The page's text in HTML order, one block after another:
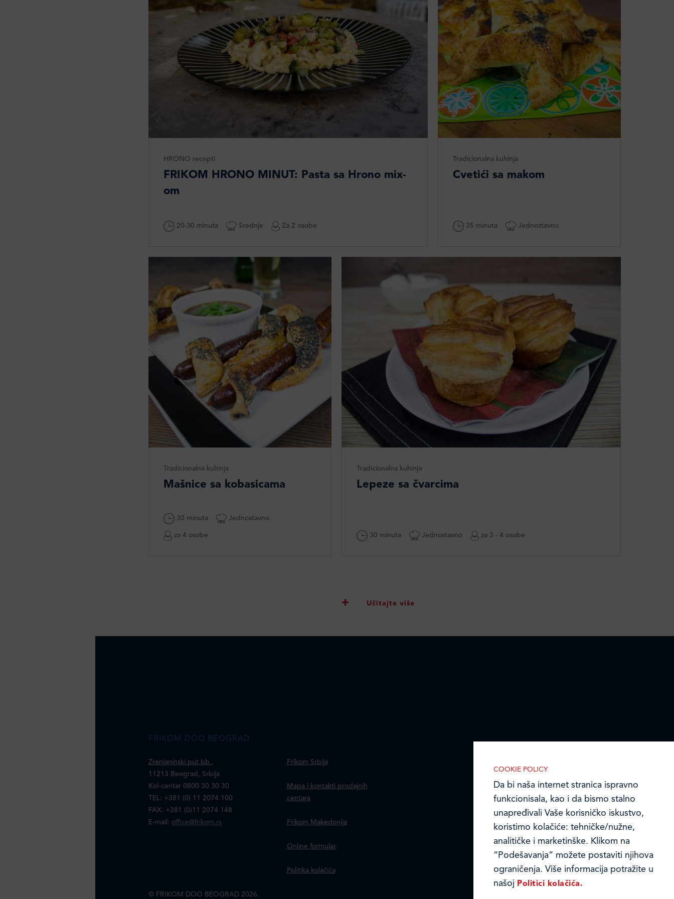
HRONO recepti
FRIKOM HRONO MINUT: Pasta sa Hrono mix-
om
20-30 minuta Srednje Za 2 osobe
Tradicionalna kuhinja
Cvetići sa makom
35 minuta Jednostavno
Tradicionalna kuhinja
Mašnice sa kobasicama
30 minuta Jednostavno
za 4 osobe
Tradicionalna kuhinja
Lepeze sa čvarcima
30 minuta Jednostavno za 3 - 4 osobe
Učitajte više
FRIKOM DOO BEOGRAD
Zrenjaninski put bb ,
11213 Beograd, Srbija
Kol-centar 0800 30 30 30
TEL: +381 (0) 11 2074 100
FAX: +381 (0)11 2074 148
E-mail: office@frikom.rs
Frikom Srbija
Mapa i kontakti prodajnih
centara
Frikom Makedonija
Online formular
Politika kolačića
© FRIKOM DOO BEOGRAD 2026.
COOKIE POLICY
Da bi naša internet stranica ispravno
funkcionisala, kao i da bismo stalno
unapređivali Vaše korisničko iskustvo,
koristimo kolačiće: tehničke/nužne,
analitičke i marketinške. Klikom na
“Podešavanja” možete postaviti njihova
ograničenja. Više informacija potražite u
našoj Politici kolačića.
IZABERITE KOLAČIĆE NA STRANICI
internet stranici upotrebu kolačića
opisanih u nastavku: